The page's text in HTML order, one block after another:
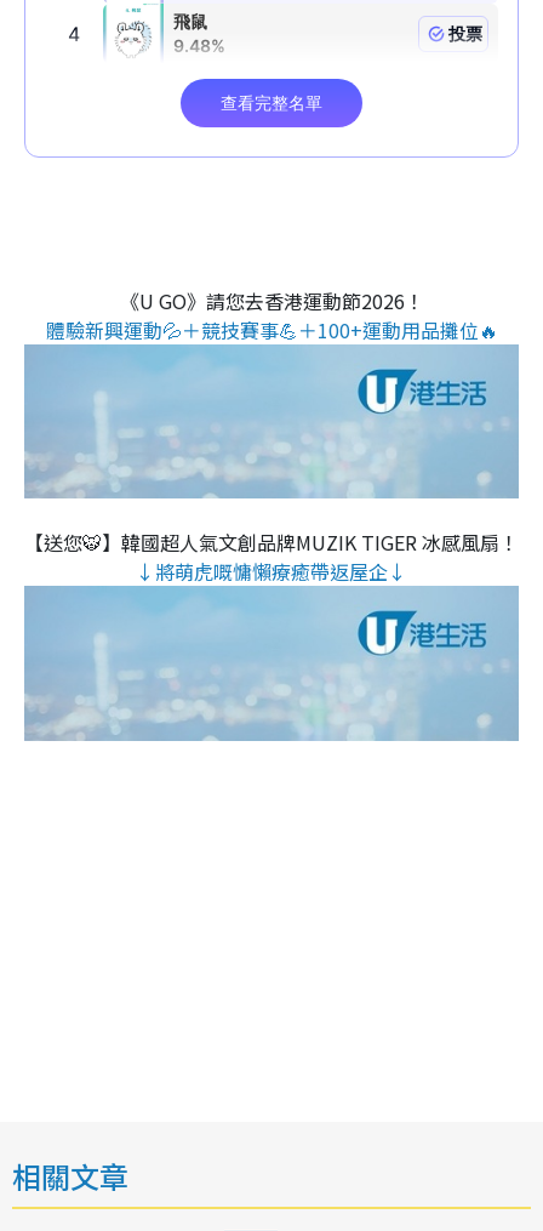
《U GO》請您去香港運動節2026！
體驗新興運動💦＋競技賽事💪＋100+運動用品攤位🔥
【送您🐯】韓國超人氣文創品牌MUZIK TIGER 冰感風扇！
↓將萌虎嘅慵懶療癒帶返屋企↓
相關文章